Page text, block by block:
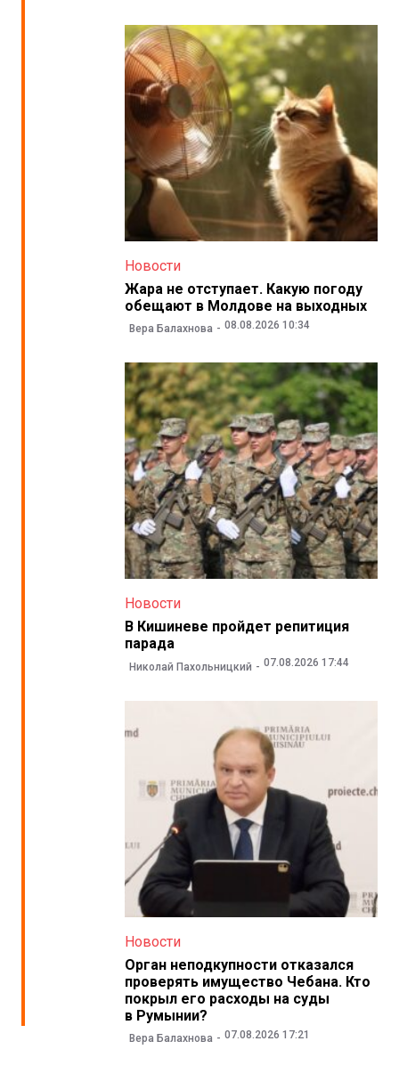
Новости
Жара не отступает. Какую погоду
обещают в Молдове на выходных
Вера Балахнова 08.08.2026 10:34
Новости
В Кишиневе пройдет репитиция
парада
Николай Пахольницкий 07.08.2026 17:44
Новости
Орган неподкупности отказался
проверять имущество Чебана. Кто
покрыл его расходы на суды
в Румынии?
Вера Балахнова 07.08.2026 17:21